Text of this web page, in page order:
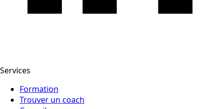
Services
Formation
Trouver un coach